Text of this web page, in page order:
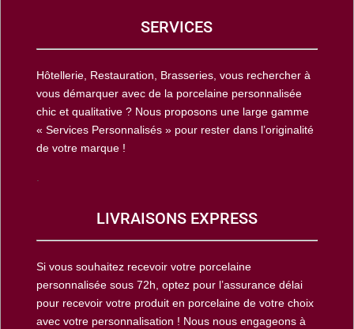
SERVICES
Hôtellerie, Restauration, Brasseries, vous rechercher à
vous démarquer avec de la porcelaine personnalisée
chic et qualitative ? Nous proposons une large gamme
« Services Personnalisés » pour rester dans l’originalité
de votre marque !
.
LIVRAISONS EXPRESS
Si vous souhaitez recevoir votre porcelaine
personnalisée sous 72h, optez pour l’assurance délai
pour recevoir votre produit en porcelaine de votre choix
avec votre personnalisation ! Nous nous engageons à